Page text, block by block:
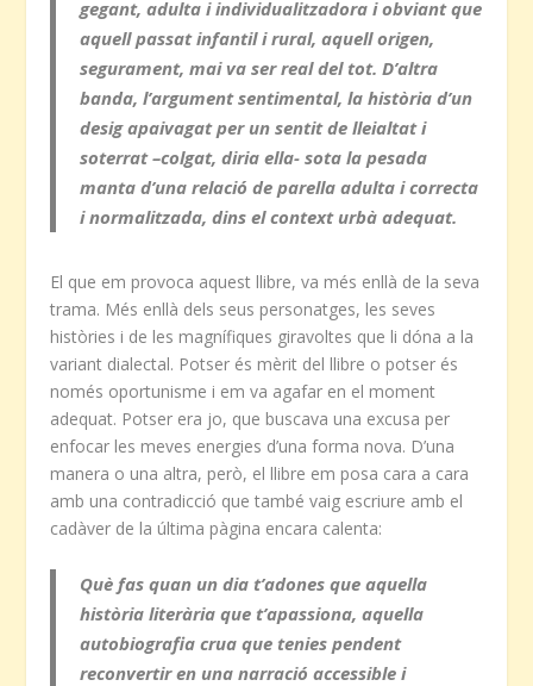
gegant, adulta i individualitzadora i obviant que
aquell passat infantil i rural, aquell origen,
segurament, mai va ser real del tot. D’altra
banda, l’argument sentimental, la història d’un
desig apaivagat per un sentit de lleialtat i
soterrat –colgat, diria ella- sota la pesada
manta d’una relació de parella adulta i correcta
i normalitzada, dins el context urbà adequat.
El que em provoca aquest llibre, va més enllà de la seva
trama. Més enllà dels seus personatges, les seves
històries i de les magnífiques giravoltes que li dóna a la
variant dialectal. Potser és mèrit del llibre o potser és
només oportunisme i em va agafar en el moment
adequat. Potser era jo, que buscava una excusa per
enfocar les meves energies d’una forma nova. D’una
manera o una altra, però, el llibre em posa cara a cara
amb una contradicció que també vaig escriure amb el
cadàver de la última pàgina encara calenta:
Què fas quan un dia t’adones que aquella
història literària que t’apassiona, aquella
autobiografia crua que tenies pendent
reconvertir en una narració accessible i